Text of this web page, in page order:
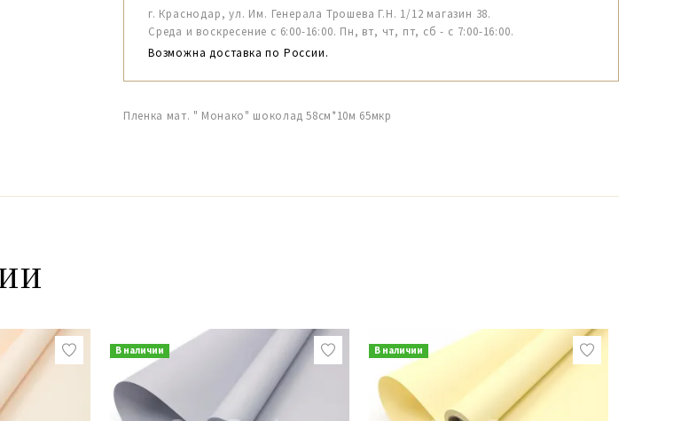
г. Краснодар, ул. Им. Генерала Трошева Г.Н. 1/12 магазин 38.
Среда и воскресение с 6:00-16:00. Пн, вт, чт, пт, сб - с 7:00-16:00.
Возможна доставка по России.
Пленка мат. " Монако" шоколад 58см*10м 65мкр
В наличии В наличии